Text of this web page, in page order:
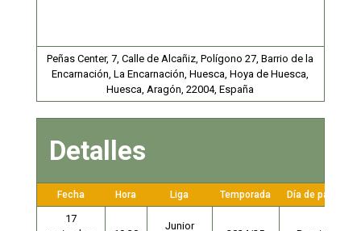
Peñas Center, 7, Calle de Alcañiz, Polígono 27, Barrio de la
Encarnación, La Encarnación, Huesca, Hoya de Huesca,
Huesca, Aragón, 22004, España
Detalles
Fecha Hora Liga Temporada Día de partido
17
Junior